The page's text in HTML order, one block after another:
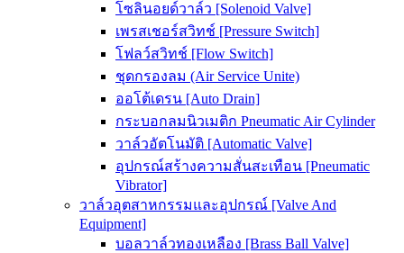
โซลินอยด์วาล์ว [Solenoid Valve]
เพรสเชอร์สวิทช์ [Pressure Switch]
โฟลว์สวิทช์ [Flow Switch]
ชุดกรองลม (Air Service Unite)
ออโต้เดรน [Auto Drain]
กระบอกลมนิวเมติก Pneumatic Air Cylinder
วาล์วอัตโนมัติ [Automatic Valve]
อุปกรณ์สร้างความสั่นสะเทือน [Pneumatic
Vibrator]
วาล์วอุตสาหกรรมและอุปกรณ์ [Valve And
Equipment]
บอลวาล์วทองเหลือง [Brass Ball Valve]